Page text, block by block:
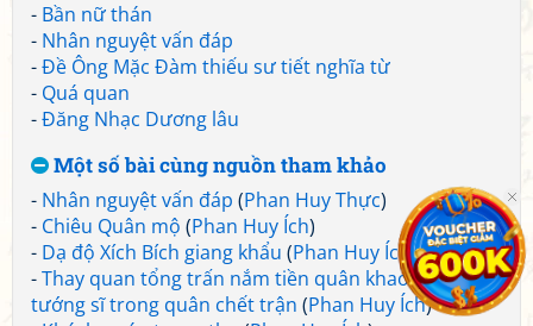
- Bần nữ thán
- Nhân nguyệt vấn đáp
-Đề Ông Mặc Đàm thiếu sư tiết nghĩa từ
- Quá quan
-Đăng Nhạc Dương lâu
Một số bài cùng nguồn tham khảo
- Nhân nguyệt vấn đáp (Phan Huy Thực)
- Chiêu Quân mộ (Phan Huy Ích)
- Dạ độ Xích Bích giang khẩu (Phan Huy Ích)
-Thay quan tổng trấn nắm tiền quân khao tế các
tướng sĩ trong quân chết trận (Phan Huy Ích)